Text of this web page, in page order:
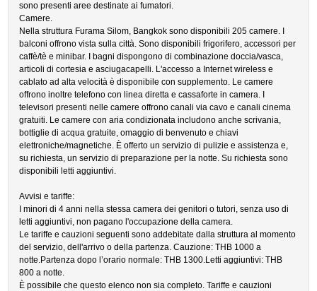
sono presenti aree destinate ai fumatori.
Camere.
Nella struttura Furama Silom, Bangkok sono disponibili 205 camere. I
balconi offrono vista sulla città. Sono disponibili frigorifero, accessori per
caffè/tè e minibar. I bagni dispongono di combinazione doccia/vasca,
articoli di cortesia e asciugacapelli. L'accesso a Internet wireless e
cablato ad alta velocità è disponibile con supplemento. Le camere
offrono inoltre telefono con linea diretta e cassaforte in camera. I
televisori presenti nelle camere offrono canali via cavo e canali cinema
gratuiti. Le camere con aria condizionata includono anche scrivania,
bottiglie di acqua gratuite, omaggio di benvenuto e chiavi
elettroniche/magnetiche. È offerto un servizio di pulizie e assistenza e,
su richiesta, un servizio di preparazione per la notte. Su richiesta sono
disponibili letti aggiuntivi.
Avvisi e tariffe:
I minori di 4 anni nella stessa camera dei genitori o tutori, senza uso di
letti aggiuntivi, non pagano l'occupazione della camera.
Le tariffe e cauzioni seguenti sono addebitate dalla struttura al momento
del servizio, dell'arrivo o della partenza. Cauzione: THB 1000 a
notte.Partenza dopo l’orario normale: THB 1300.Letti aggiuntivi: THB
800 a notte.
È possibile che questo elenco non sia completo. Tariffe e cauzioni